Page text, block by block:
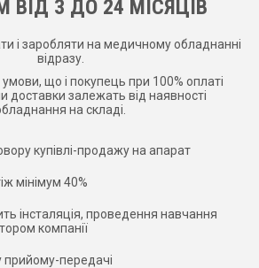
ВІД 3 ДО 24 МІСЯЦІВ
і заробляти на медичному обладнанні
відразу.
що і покупець при 100% оплаті
доставки залежать від наявності
на складі.
купівлі-продажу на апарат
мінімум 40%
інсталяція, проведення навчання
компанії
прийому-передачі